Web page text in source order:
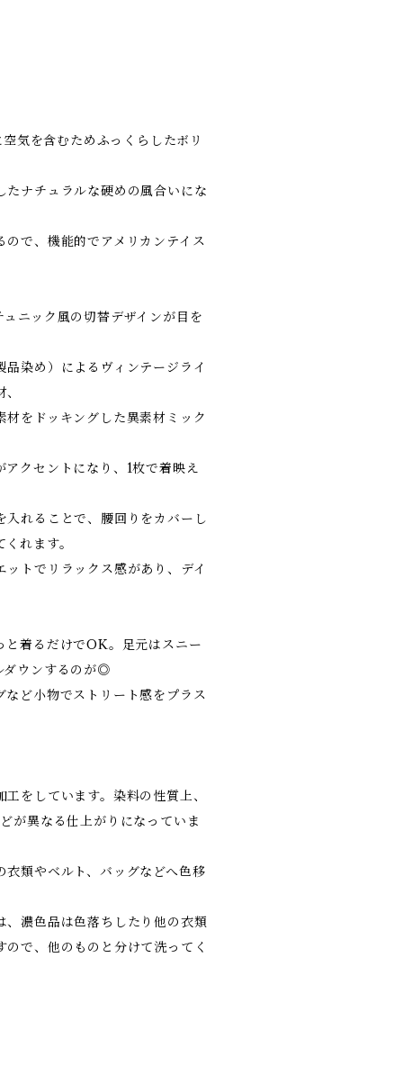
気を含むためふっくらしたボリ
たナチュラルな硬めの風合いにな
で、機能的でアメリカンテイス
ニック風の切替デザインが目を
染め）によるヴィンテージライ
をドッキングした異素材ミック
クセントになり、1枚で着映え
入れることで、腰回りをカバーし
れます。
トでリラックス感があり、デイ
と着るだけでOK。足元はスニー
ダウンするのが◎
など小物でストリート感をプラス
をしています。染料の性質上、
が異なる仕上がりになっていま
衣類やベルト、バッグなどへ色移
、濃色品は色落ちしたり他の衣類
で、他のものと分けて洗ってく